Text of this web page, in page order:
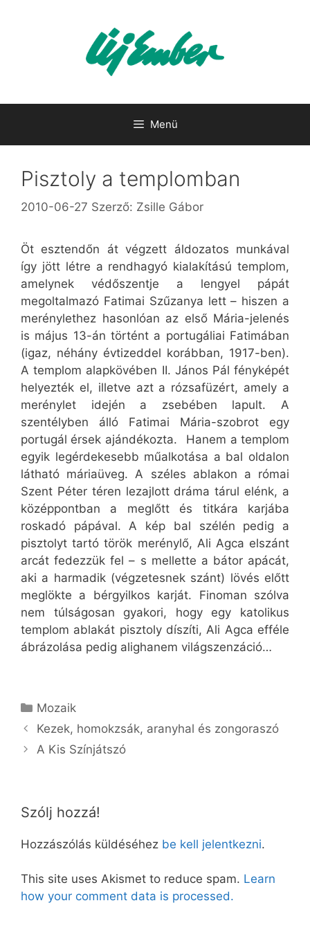
Menü
Pisztoly a templomban
2010-06-27 Szerző: Zsille Gábor
Öt esztendőn át végzett áldozatos munkával
így jött létre a rendhagyó kialakítású templom,
amelynek védőszentje a lengyel pápát
megoltalmazó Fatimai Szűzanya lett – hiszen a
merénylethez hasonlóan az első Mária-jelenés
is május 13-án történt a portugáliai Fatimában
(igaz, néhány évtizeddel korábban, 1917-ben).
A templom alapkövében II. János Pál fényképét
helyezték el, illetve azt a rózsafüzért, amely a
merénylet idején a zsebében lapult. A
szentélyben álló Fatimai Mária-szobrot egy
portugál érsek ajándékozta.
Hanem a templom
egyik legérdekesebb műalkotása a bal oldalon
látható máriaüveg. A széles ablakon a római
Szent Péter téren lezajlott dráma tárul elénk, a
középpontban a meglőtt és titkára karjába
roskadó pápával. A kép bal szélén pedig a
pisztolyt tartó török merénylő, Ali Agca elszánt
arcát fedezzük fel – s mellette a bátor apácát,
aki a harmadik (végzetesnek szánt) lövés előtt
meglökte a bérgyilkos karját. Finoman szólva
nem túlságosan gyakori, hogy egy katolikus
templom ablakát pisztoly díszíti, Ali Agca efféle
ábrázolása pedig alighanem világszenzáció…
Kategória
Mozaik
Kezek, homokzsák, aranyhal és zongoraszó
A Kis Színjátszó
Szólj hozzá!
Hozzászólás küldéséhez be kell jelentkezni.
This site uses Akismet to reduce spam. Learn
how your comment data is processed.